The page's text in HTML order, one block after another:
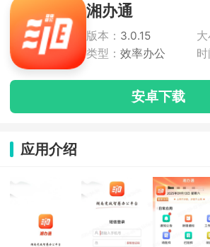
湘办通
版本： 3.0.15 大
类型： 效率办公 时
安卓下载
应用介绍